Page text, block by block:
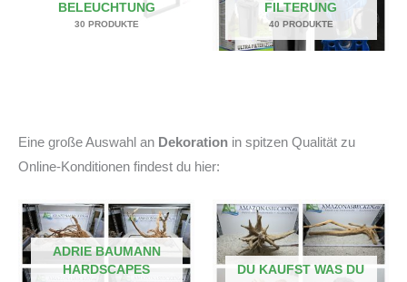
BELEUCHTUNG
30 PRODUKTE
FILTERUNG
40 PRODUKTE
Eine große Auswahl an Dekoration in spitzen Qualität zu
Online-Konditionen findest du hier:
ADRIE BAUMANN
HARDSCAPES
DU KAUFST WAS DU